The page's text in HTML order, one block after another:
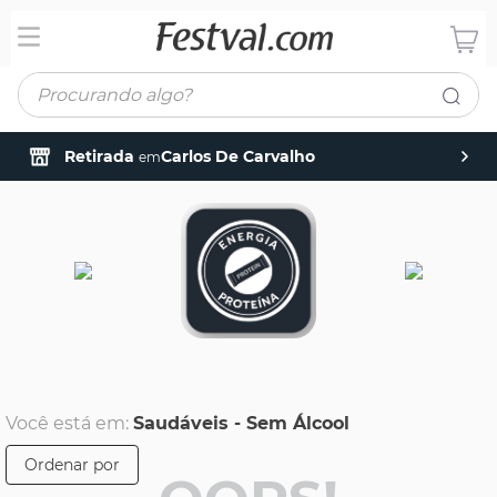
Procurando algo?
Retirada emCarlos De Carvalho
Você está em: Saudáveis - Sem Álcool
Ordenar por